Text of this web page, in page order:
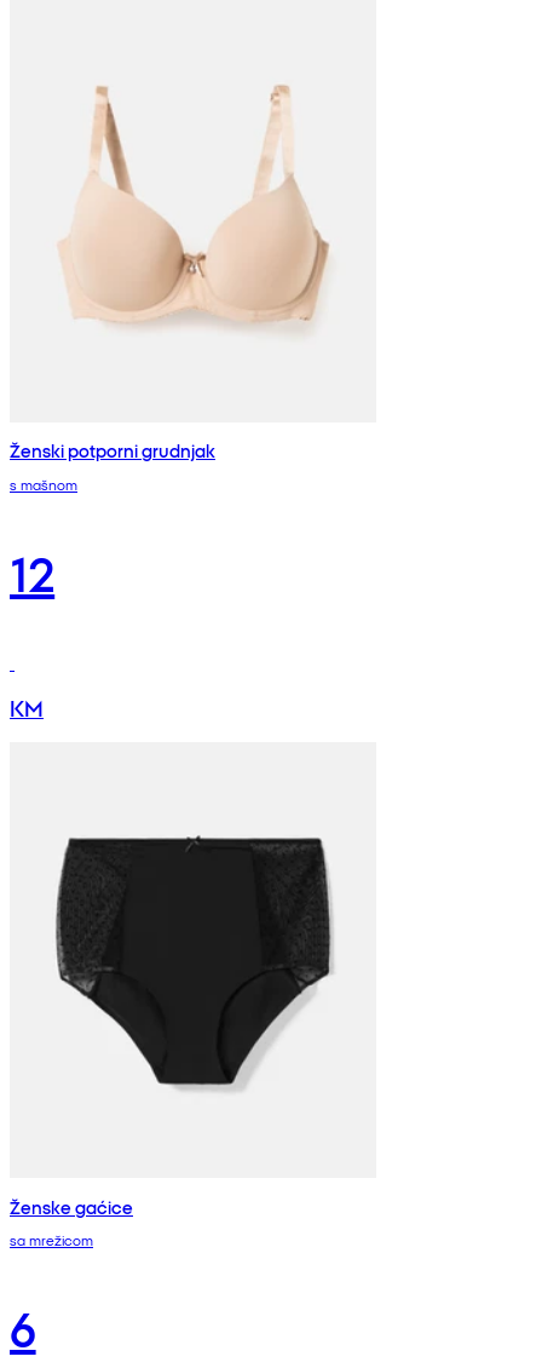
Ženski potporni grudnjak
s mašnom
12
KM
Ženske gaćice
sa mrežicom
6